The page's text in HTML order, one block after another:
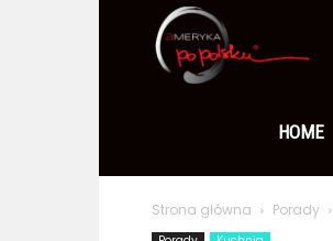
po
HOME
Strona główna Porady